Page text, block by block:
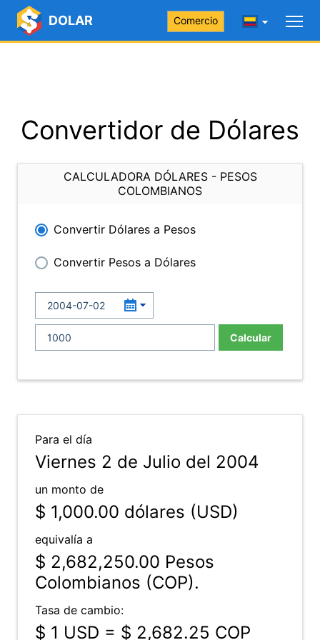
DOLAR Comercio
Convertidor de Dólares
CALCULADORA DÓLARES - PESOS
COLOMBIANOS
Convertir Dólares a Pesos
Convertir Pesos a Dólares
Calcular
Para el día
Viernes 2 de Julio del 2004
un monto de
$ 1,000.00 dólares (USD)
equivalía a
$ 2,682,250.00 Pesos
Colombianos (COP).
Tasa de cambio:
$ 1 USD = $ 2,682.25 COP